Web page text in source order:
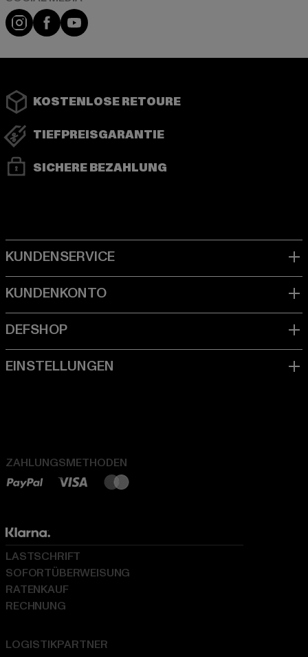
Instagram
FacebookYouTube
KOSTENLOSE RETOURE
TIEFPREISGARANTIE
SICHERE BEZAHLUNG
ZAHLUNGSMETHODEN
LOGISTIKPARTNER
LASTSCHRIFT
SOFORTÜBERWEISUNG
RATENKAUF
RECHNUNG